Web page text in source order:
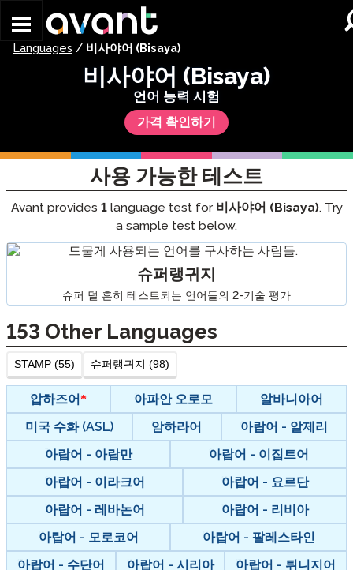
Languages / 비사야어 (Bisaya)
비사야어 (Bisaya)
언어 능력 시험
가격 확인하기
사용 가능한 테스트
Avant provides 1language test for 비사야어 (Bisaya). Try
a sample test below.
슈퍼랭귀지
슈퍼 덜 흔히 테스트되는 언어들의 2-기술 평가
153 Other Languages
STAMP (55) 슈퍼랭귀지 (98)
압하즈어 아파안 오로모
알바니아어
미국 수화 (ASL)
암하라어
아랍어 - 알제리
아랍어 - 아랍만
아랍어 - 이집트어
아랍어 - 이라크어
아랍어 - 요르단
아랍어 - 레바논어
아랍어 - 리비아
아랍어 - 모로코어
아랍어 - 팔레스타인
아랍어 - 수단어
아랍어 - 시리아
아랍어 - 튀니지어